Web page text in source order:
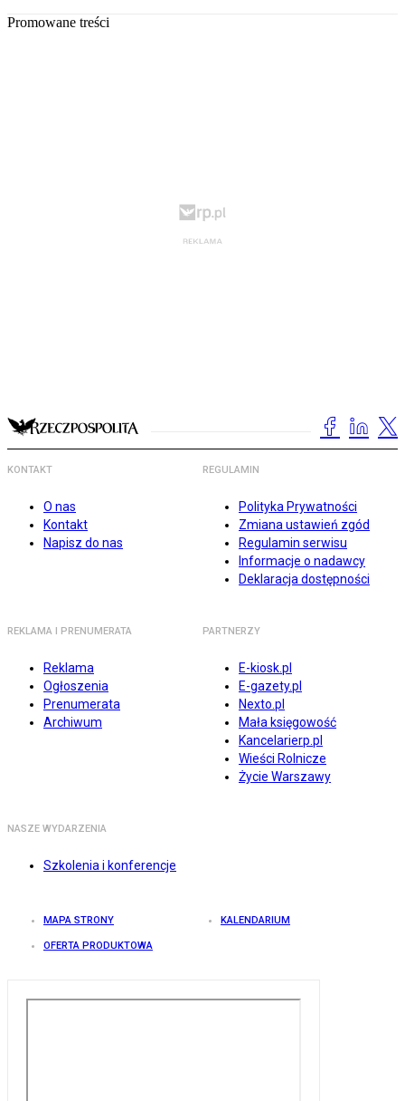
Promowane treści
KONTAKT
O nas
Kontakt
Napisz do nas
REGULAMIN
Polityka Prywatności
Zmiana ustawień zgód
Regulamin serwisu
Informacje o nadawcy
Deklaracja dostępności
REKLAMA I PRENUMERATA
Reklama
Ogłoszenia
Prenumerata
Archiwum
PARTNERZY
E-kiosk.pl
E-gazety.pl
Nexto.pl
Mała księgowość
Kancelarierp.pl
Wieści Rolnicze
Życie Warszawy
NASZE WYDARZENIA
Szkolenia i konferencje
MAPA STRONY KALENDARIUM
OFERTA PRODUKTOWA